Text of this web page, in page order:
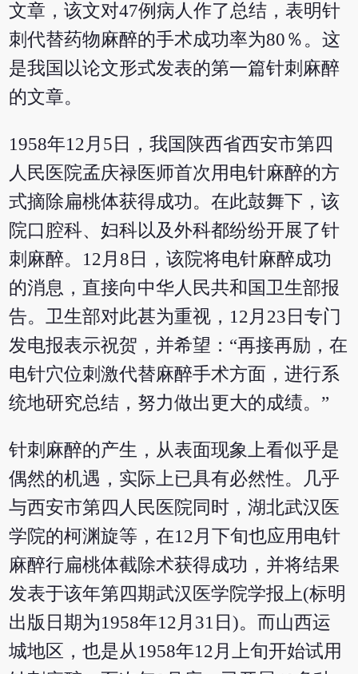
文章，该文对47例病人作了总结，表明针
刺代替药物麻醉的手术成功率为80％。这
是我国以论文形式发表的第一篇针刺麻醉
的文章。
1958年12月5日，我国陕西省西安市第四
人民医院孟庆禄医师首次用电针麻醉的方
式摘除扁桃体获得成功。在此鼓舞下，该
院口腔科、妇科以及外科都纷纷开展了针
刺麻醉。12月8日，该院将电针麻醉成功
的消息，直接向中华人民共和国卫生部报
告。卫生部对此甚为重视，12月23日专门
发电报表示祝贺，并希望：“再接再励，在
电针穴位刺激代替麻醉手术方面，进行系
统地研究总结，努力做出更大的成绩。”
针刺麻醉的产生，从表面现象上看似乎是
偶然的机遇，实际上已具有必然性。几乎
与西安市第四人民医院同时，湖北武汉医
学院的柯渊旋等，在12月下旬也应用电针
麻醉行扁桃体截除术获得成功，并将结果
发表于该年第四期武汉医学院学报上(标明
出版日期为1958年12月31日)。而山西运
城地区，也是从1958年12月上旬开始试用